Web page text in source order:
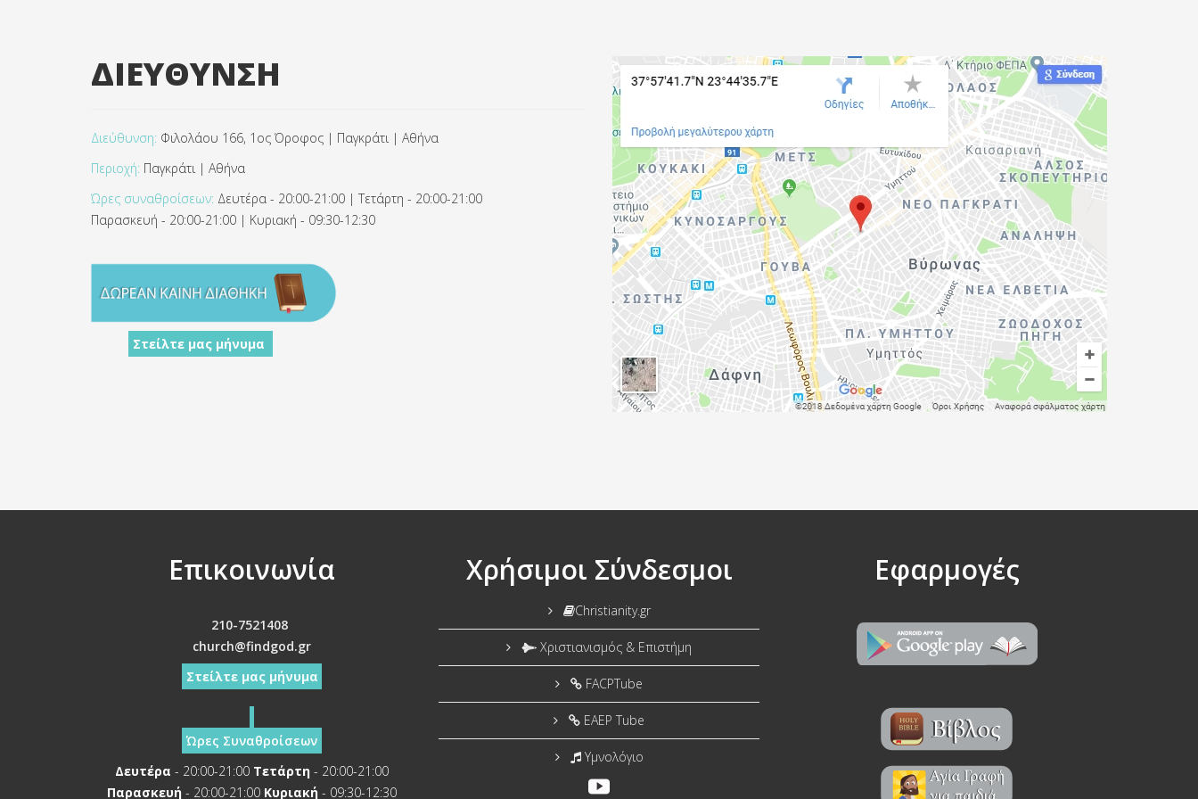
ΔΙΕΥΘΥΝΣΗ
Διεύθυνση: Φιλολάου 166, 1ος Όροφος | Παγκράτι | Αθήνα
Περιοχή: Παγκράτι | Αθήνα
Ώρες συναθροίσεων: Δευτέρα - 20:00-21:00 | Τετάρτη - 20:00-21:00
Παρασκευή - 20:00-21:00 | Κυριακή - 09:30-12:30
Στείλτε μας μήνυμα
Επικοινωνία
210-7521408
church@findgod.gr
Στείλτε μας μήνυμα
Ώρες Συναθροίσεων
Δευτέρα - 20:00-21:00 Τετάρτη- 20:00-21:00
Παρασκευή- 20:00-21:00 Κυριακή- 09:30-12:30
Χρήσιμοι Σύνδεσμοι
Christianity.gr
Χριστιανισμός & Επιστήμη
FACPTube
EAEP Tube
Υμνολόγιο
Εφαρμογές